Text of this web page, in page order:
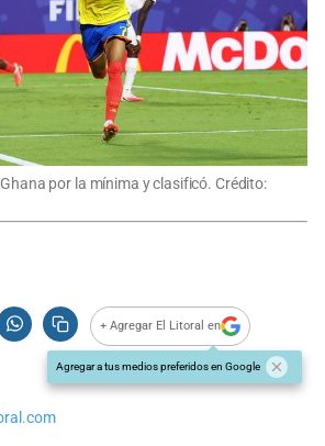
por la mínima y clasificó. Crédito:
+ Agregar El Litoral en
Agregar a tus medios preferidos en Google